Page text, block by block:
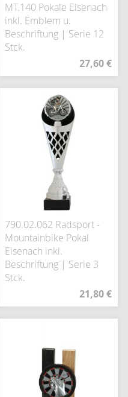
MT.140 Pokale Eisenach
inkl. Emblem u.
Beschriftung | Serie 12
Stck.
27,60 €
790.02.062 Radsport -
Mountainbike Pokal
Eisenach inkl.
Beschriftung | Serie 3
Stck.
21,80 €